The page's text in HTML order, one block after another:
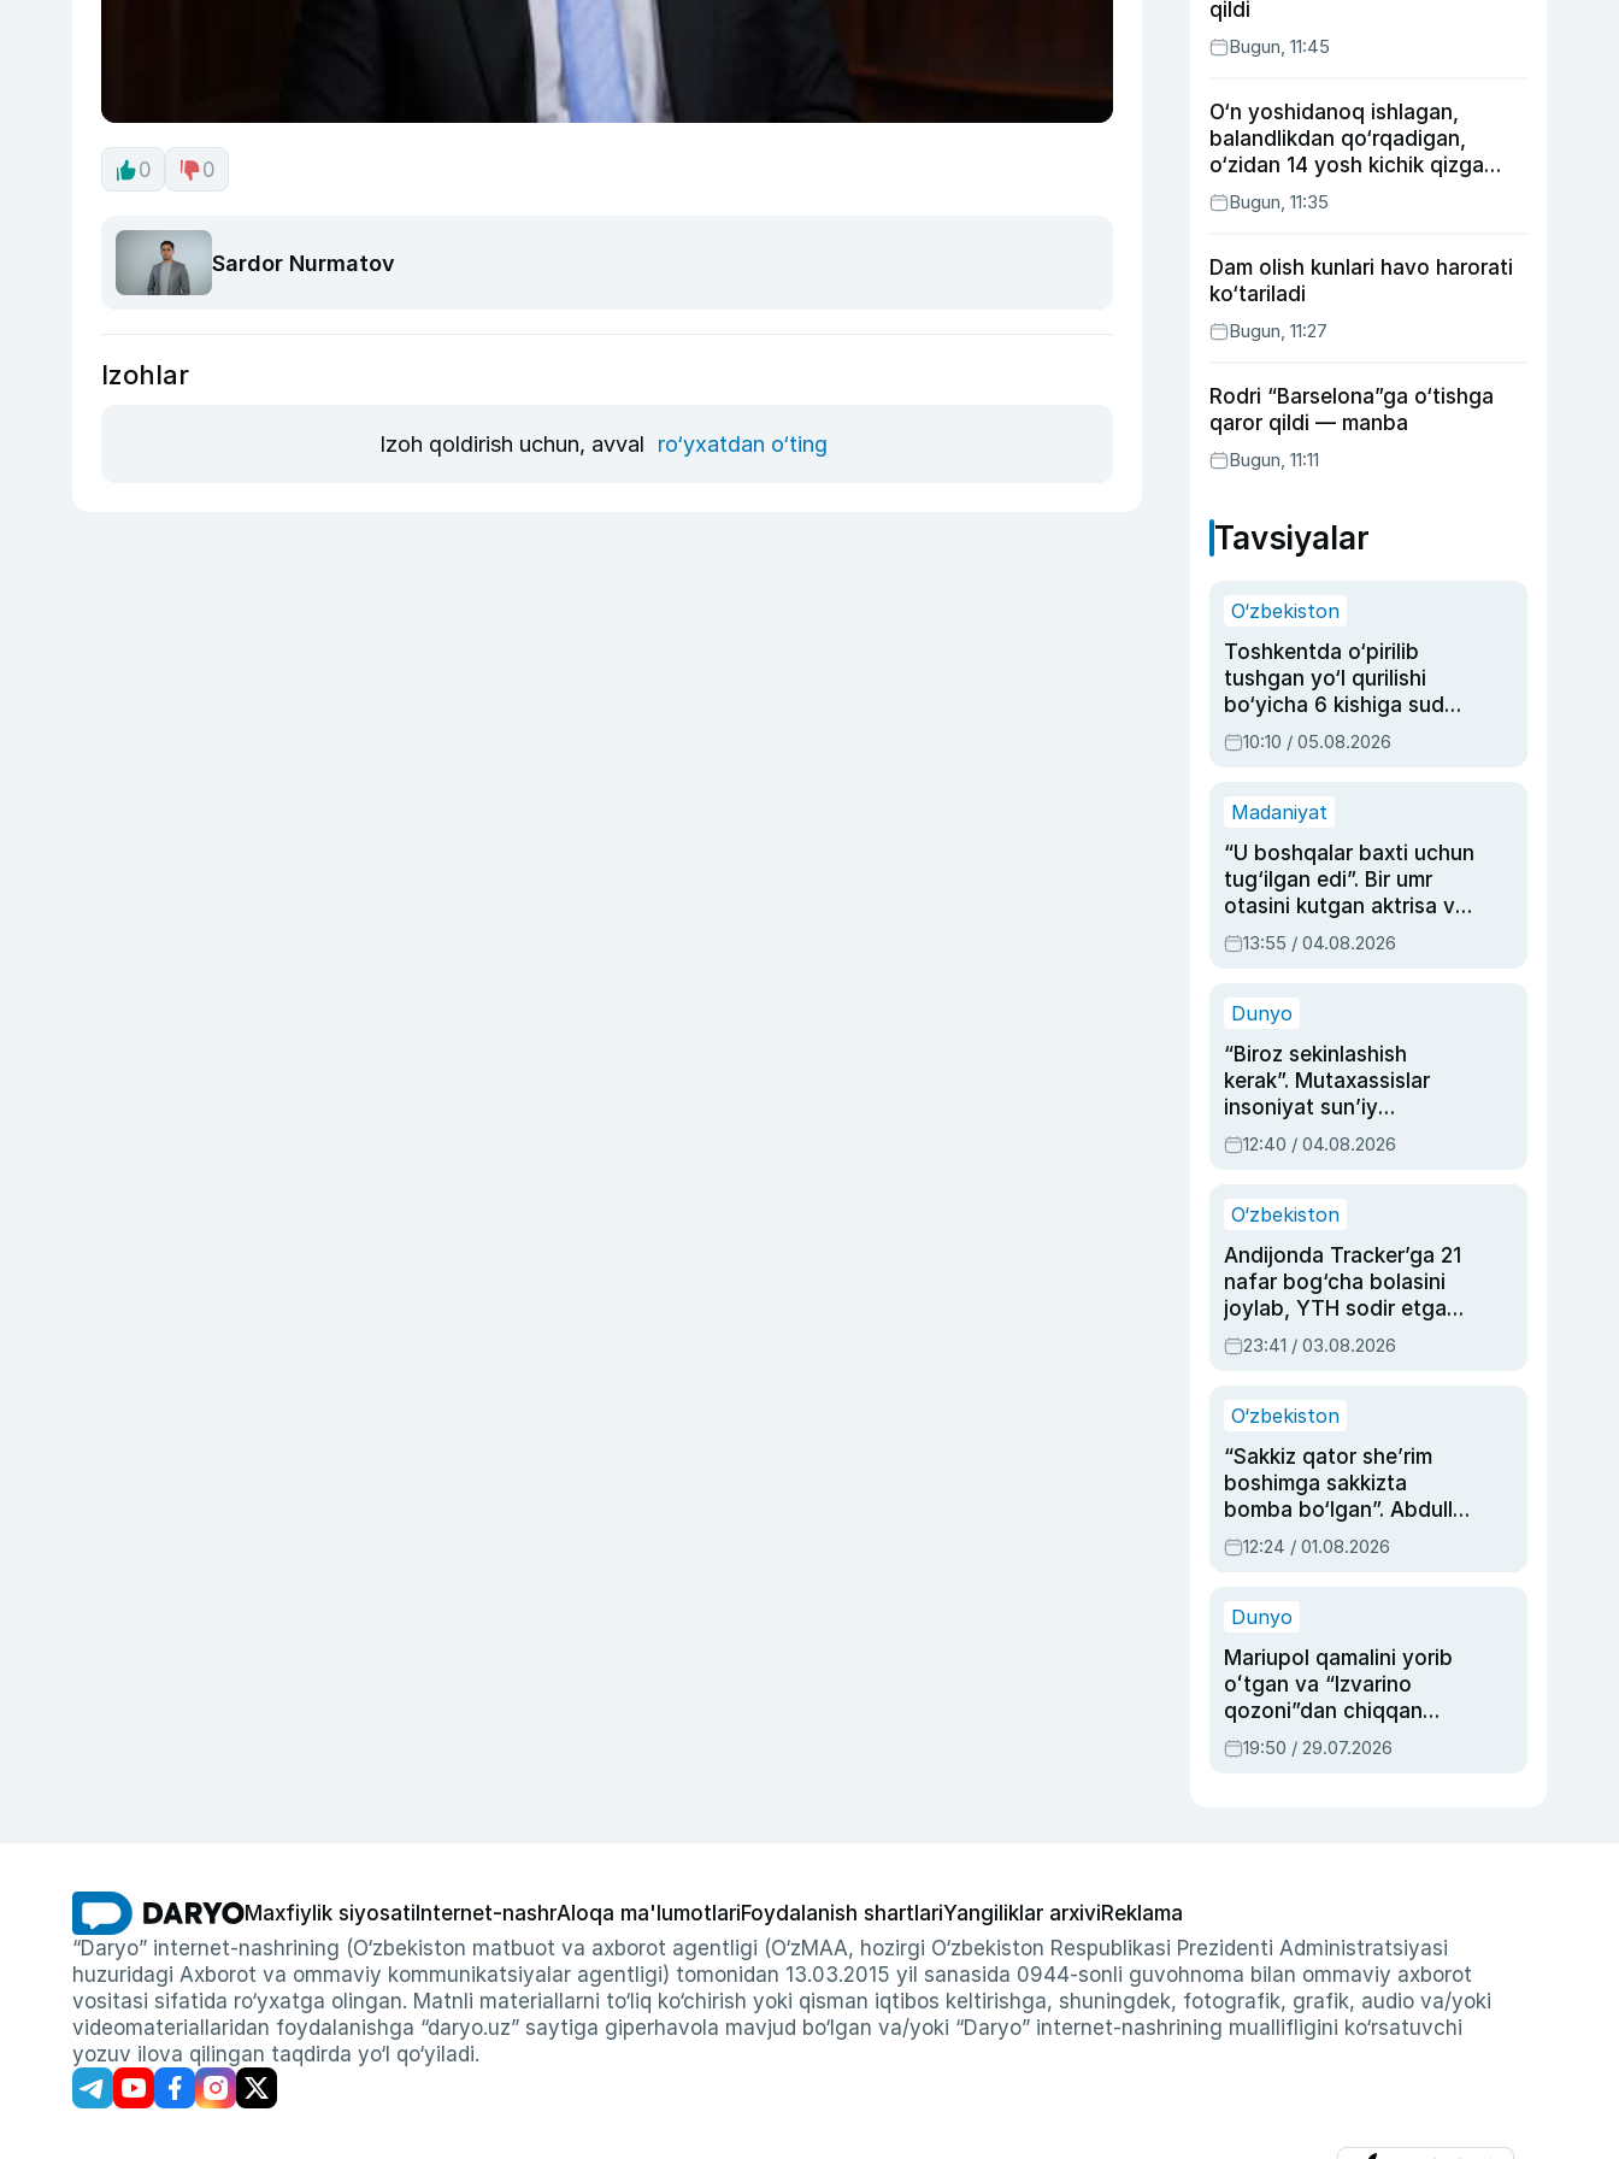
0 0
Sardor Nurmatov
Izohlar
Izoh qoldirish uchun, avval ro‘yxatdan o‘ting
qildi
Bugun, 11:45
O‘n yoshidanoq ishlagan,
balandlikdan qo‘rqadigan,
o‘zidan 14 yosh kichik qizga
uylangan Yorqinxo‘ja Umarov
34 yoshda
Bugun, 11:35
Dam olish kunlari havo harorati
ko‘tariladi
Bugun, 11:27
Rodri “Barselona”ga o‘tishga
qaror qildi — manba
Bugun, 11:11
Tavsiyalar
O‘zbekiston
Toshkentda o‘pirilib
tushgan yo‘l qurilishi
bo‘yicha 6 kishiga sud
hukmi o‘qildi
10:10 / 05.08.2026
Madaniyat
“U boshqalar baxti uchun
tug‘ilgan edi”. Bir umr
otasini kutgan aktrisa va
dublyaj ustasi Rimma
Ahmedovaning
13:55 / 04.08.2026
Dunyo
“Biroz sekinlashish
kerak”. Mutaxassislar
insoniyat sun’iy
intellektni boshqara
olmay qolishidan xavotir
12:40 / 04.08.2026
O‘zbekiston
Andijonda Tracker’ga 21
nafar bog‘cha bolasini
joylab, YTH sodir etgan
ayolga sud hukmi o‘qildi
23:41 / 03.08.2026
O‘zbekiston
“Sakkiz qator she’rim
boshimga sakkizta
bomba bo‘lgan”. Abdulla
Oripovni siyosiy
ayblovlardan asrab
12:24 / 01.08.2026
Dunyo
Mariupol qamalini yorib
oʻtgan va “Izvarino
qozoni”dan chiqqan
qahramon — Ukraina
armiyasi bosh
19:50 / 29.07.2026
Maxfiylik siyosati Internet-nashrAloqa ma'lumotlariFoydalanish shartlariYangiliklar arxiviReklama
“Daryo” internet-nashrining (O‘zbekiston matbuot va axborot agentligi (O‘zMAA, hozirgi O‘zbekiston Respublikasi Prezidenti Administratsiyasi
huzuridagi Axborot va ommaviy kommunikatsiyalar agentligi) tomonidan 13.03.2015 yil sanasida 0944-sonli guvohnoma bilan ommaviy axborot
vositasi sifatida ro‘yxatga olingan. Matnli materiallarni to‘liq ko‘chirish yoki qisman iqtibos keltirishga, shuningdek, fotografik, grafik, audio va/yoki
videomateriallaridan foydalanishga “daryo.uz” saytiga giperhavola mavjud bo‘lgan va/yoki “Daryo” internet-nashrining muallifligini ko‘rsatuvchi
yozuv ilova qilingan taqdirda yo‘l qo‘yiladi.